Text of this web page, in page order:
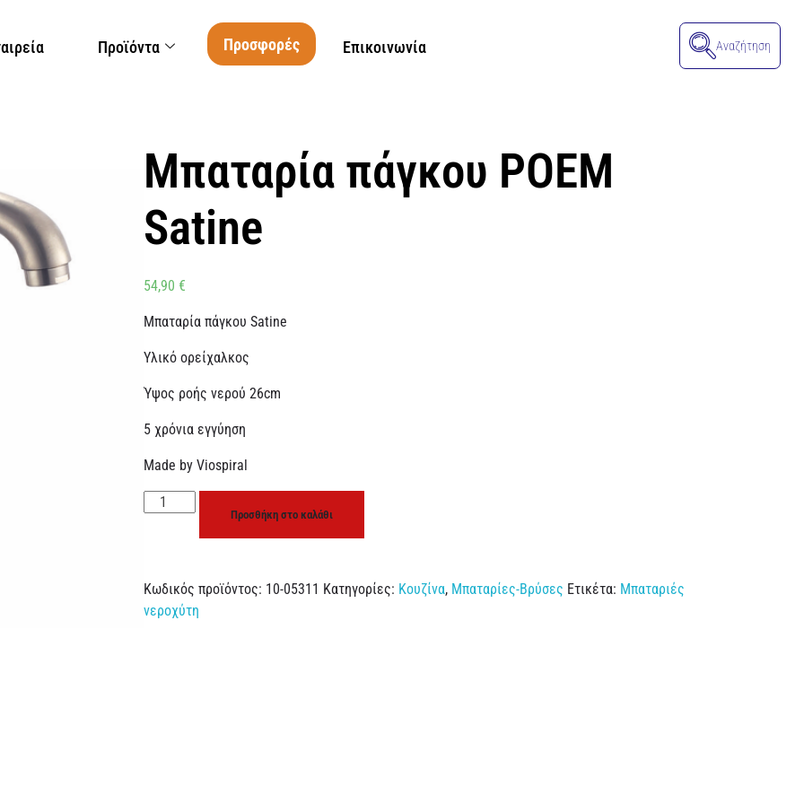
Προϊόντα Προσφορές Επικοινωνία Αναζήτηση
Μπαταρία πάγκου POEM
Satine
54,90€
Μπαταρία πάγκου Satine
Υλικό ορείχαλκος
Ύψος ροής νερού 26cm
5 χρόνια εγγύηση
Made by Viospiral
Προσθήκη στο καλάθι
Κωδικός προϊόντος: 10-05311 Κατηγορίες: Κουζίνα, Μπαταρίες-Βρύσες Ετικέτα: Μπαταριές
νεροχύτη